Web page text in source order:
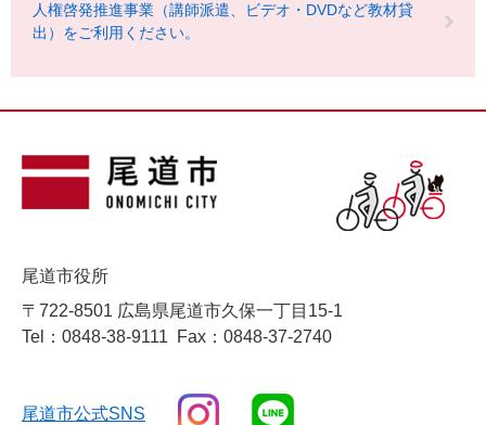
人権啓発推進事業（講師派遣、ビデオ・DVDなど教材貸
出）をご利用ください。
尾道市役所
〒722-8501 広島県尾道市久保一丁目15-1
Tel：0848-38-9111
Fax：0848-37-2740
尾道市公式SNS